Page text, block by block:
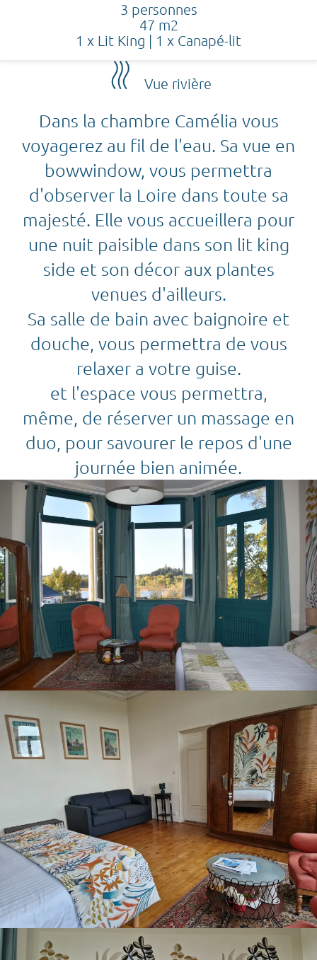
3 personnes
47 m2
1 x Lit King | 1 x Canapé-lit
Vue rivière
Dans la chambre Camélia vous
voyagerez au fil de l'eau. Sa vue en
bowwindow, vous permettra
d'observer la Loire dans toute sa
majesté. Elle vous accueillera pour
une nuit paisible dans son lit king
side et son décor aux plantes
venues d'ailleurs.
Sa salle de bain avec baignoire et
douche, vous permettra de vous
relaxer a votre guise.
et l'espace vous permettra,
même, de réserver un massage en
duo, pour savourer le repos d'une
journée bien animée.